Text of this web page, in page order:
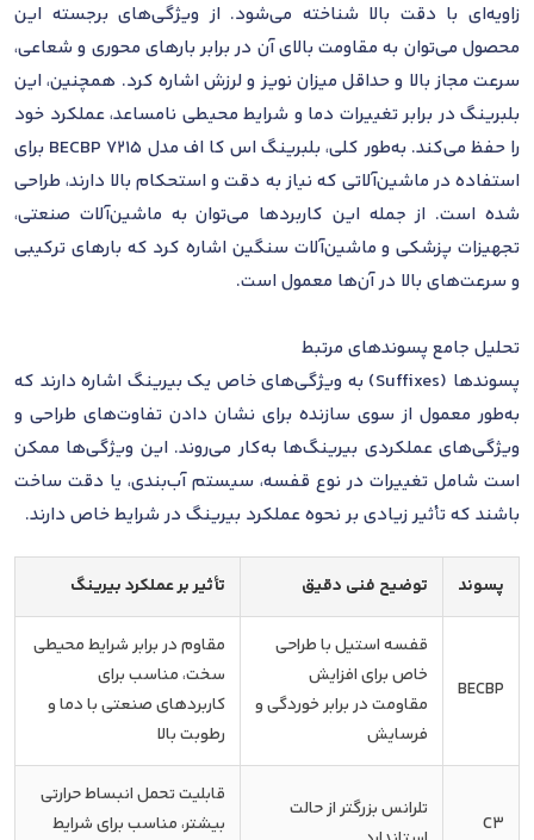
زاویه‌ای با دقت بالا شناخته می‌شود. از ویژگی‌های برجسته این
محصول می‌توان به مقاومت بالای آن در برابر بارهای محوری و شعاعی،
سرعت مجاز بالا و حداقل میزان نویز و لرزش اشاره کرد. همچنین، این
بلبرینگ در برابر تغییرات دما و شرایط محیطی نامساعد، عملکرد خود
را حفظ می‌کند. به‌طور کلی، بلبرینگ اس کا اف مدل 7215 BECBP برای
استفاده در ماشین‌آلاتی که نیاز به دقت و استحکام بالا دارند، طراحی
شده است. از جمله این کاربردها می‌توان به ماشین‌آلات صنعتی،
تجهیزات پزشکی و ماشین‌آلات سنگین اشاره کرد که بارهای ترکیبی
و سرعت‌های بالا در آن‌ها معمول است.
تحلیل جامع پسوندهای مرتبط
پسوندها (Suffixes) به ویژگی‌های خاص یک بیرینگ اشاره دارند که
به‌طور معمول از سوی سازنده برای نشان دادن تفاوت‌های طراحی و
ویژگی‌های عملکردی بیرینگ‌ها به‌کار می‌روند. این ویژگی‌ها ممکن
است شامل تغییرات در نوع قفسه، سیستم آب‌بندی، یا دقت ساخت
باشند که تأثیر زیادی بر نحوه عملکرد بیرینگ در شرایط خاص دارند.
پسوند توضیح فنی دقیق تأثیر بر عملکرد بیرینگ
BECBP
قفسه استیل با طراحی
خاص برای افزایش
مقاومت در برابر خوردگی و
فرسایش
مقاوم در برابر شرایط محیطی
سخت، مناسب برای
کاربردهای صنعتی با دما و
رطوبت بالا
C3
تلرانس بزرگتر از حالت
قابلیت تحمل انبساط حرارتی
بیشتر، مناسب برای شرایط